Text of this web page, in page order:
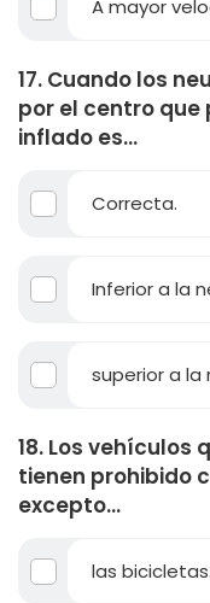
A mayor
17. Cuando los
por el centro que
inflado es...
Correcta.
Inferior a la
superior a la
18. Los vehículos
tienen prohibido
excepto...
las bicicletas.